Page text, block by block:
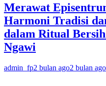
Merawat
Harmoni Tradisi
dalam Ritual
Ngawi
admin_fp2 bulan ago2 bulan ago